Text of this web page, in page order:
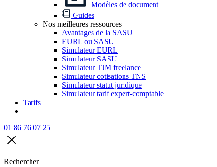
Modèles de document
Guides
Nos meilleures ressources
Avantages de la SASU
EURL ou SASU
Simulateur EURL
Simulateur SASU
Simulateur TJM freelance
Simulateur cotisations TNS
Simulateur statut juridique
Simulateur tarif expert-comptable
Tarifs
01 86 76 07 25
Rechercher